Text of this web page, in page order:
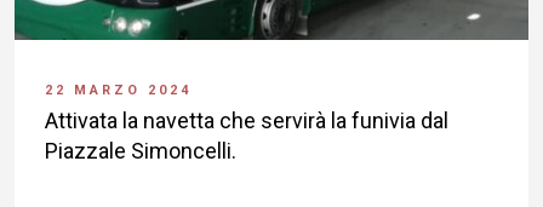
22 MARZO 2024
Attivata la navetta che servirà la funivia dal
Piazzale Simoncelli.